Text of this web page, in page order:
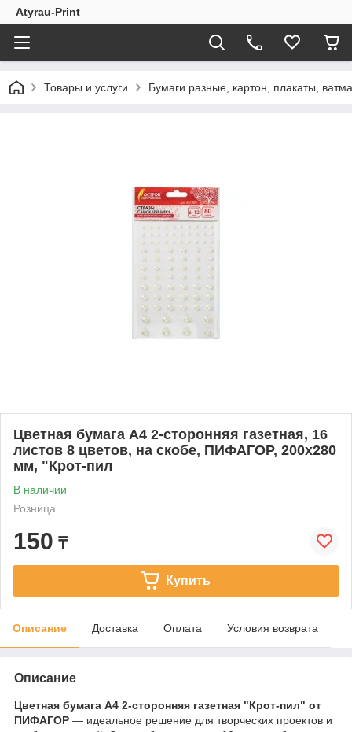
Atyrau-Print
Товары и услуги Бумаги разные, картон, плакаты,
Цветная бумага А4 2-сторонняя газетная, 16
листов 8 цветов, на скобе, ПИФАГОР, 200х280
мм, "Крот-пил
В наличии
Розница
150 ₸
Купить
Описание Доставка Оплата Условия возврата
Описание
Цветная бумага А4 2-сторонняя газетная "Крот-пил" от
ПИФАГОР — идеальное решение для творческих проектов и